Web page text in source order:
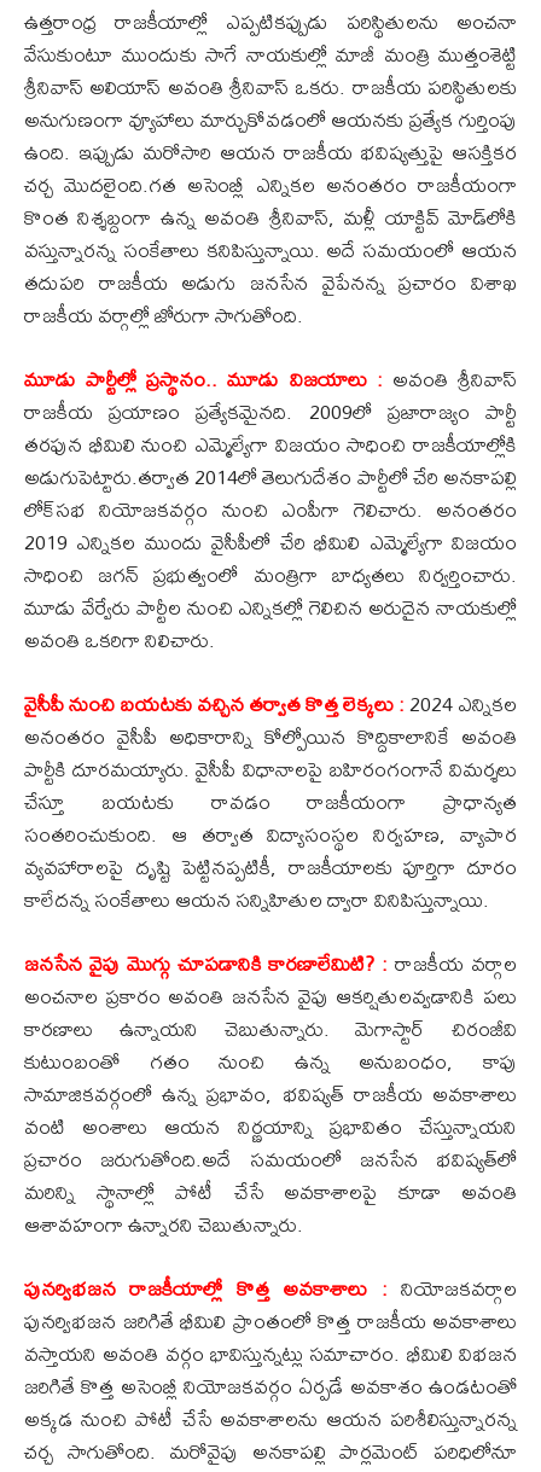
ఉత్తరాంధ్ర రాజకీయాల్లో ఎప్పటికప్పుడు పరిస్థితులను అంచనా
వేసుకుంటూ ముందుకు సాగే నాయకుల్లో మాజీ మంత్రి ముత్తంశెట్టి
శ్రీనివాస్ అలియాస్ అవంతి శ్రీనివాస్ ఒకరు. రాజకీయ పరిస్థితులకు
అనుగుణంగా వ్యూహాలు మార్చుకోవడంలో ఆయనకు ప్రత్యేక గుర్తింపు
ఉంది. ఇప్పుడు మరోసారి ఆయన రాజకీయ భవిష్యత్తుపై ఆసక్తికర
చర్చ మొదలైంది.గత అసెంబ్లీ ఎన్నికల అనంతరం రాజకీయంగా
కొంత నిశ్శబ్దంగా ఉన్న అవంతి శ్రీనివాస్, మళ్లీ యాక్టివ్ మోడ్‌లోకి
వస్తున్నారన్న సంకేతాలు కనిపిస్తున్నాయి. అదే సమయంలో ఆయన
తదుపరి రాజకీయ అడుగు జనసేన వైపేనన్న ప్రచారం విశాఖ
రాజకీయ వర్గాల్లో జోరుగా సాగుతోంది.
మూడు పార్టీల్లో ప్రస్థానం.. మూడు విజయాలు : అవంతి శ్రీనివాస్
రాజకీయ ప్రయాణం ప్రత్యేకమైనది. 2009లో ప్రజారాజ్యం పార్టీ
తరఫున భీమిలి నుంచి ఎమ్మెల్యేగా విజయం సాధించి రాజకీయాల్లోకి
అడుగుపెట్టారు.తర్వాత 2014లో తెలుగుదేశం పార్టీలో చేరి అనకాపల్లి
లోక్‌సభ నియోజకవర్గం నుంచి ఎంపీగా గెలిచారు. అనంతరం
2019 ఎన్నికల ముందు వైసీపీలో చేరి భీమిలి ఎమ్మెల్యేగా విజయం
సాధించి జగన్ ప్రభుత్వంలో మంత్రిగా బాధ్యతలు నిర్వర్తించారు.
మూడు వేర్వేరు పార్టీల నుంచి ఎన్నికల్లో గెలిచిన అరుదైన నాయకుల్లో
అవంతి ఒకరిగా నిలిచారు.
వైసీపీ నుంచి బయటకు వచ్చిన తర్వాత కొత్త లెక్కలు :2024 ఎన్నికల
అనంతరం వైసీపీ అధికారాన్ని కోల్పోయిన కొద్దికాలానికే అవంతి
పార్టీకి దూరమయ్యారు. వైసీపీ విధానాలపై బహిరంగంగానే విమర్శలు
చేస్తూ బయటకు రావడం రాజకీయంగా ప్రాధాన్యత
సంతరించుకుంది. ఆ తర్వాత విద్యాసంస్థల నిర్వహణ, వ్యాపార
వ్యవహారాలపై దృష్టి పెట్టినప్పటికీ, రాజకీయాలకు పూర్తిగా దూరం
కాలేదన్న సంకేతాలు ఆయన సన్నిహితుల ద్వారా వినిపిస్తున్నాయి.
జనసేన వైపు మొగ్గు చూపడానికి కారణాలేమిటి? : రాజకీయ వర్గాల
అంచనాల ప్రకారం అవంతి జనసేన వైపు ఆకర్షితులవ్వడానికి పలు
కారణాలు ఉన్నాయని చెబుతున్నారు. మెగాస్టార్ చిరంజీవి
కుటుంబంతో గతం నుంచి ఉన్న అనుబంధం, కాపు
సామాజికవర్గంలో ఉన్న ప్రభావం, భవిష్యత్ రాజకీయ అవకాశాలు
వంటి అంశాలు ఆయన నిర్ణయాన్ని ప్రభావితం చేస్తున్నాయని
ప్రచారం జరుగుతోంది.అదే సమయంలో జనసేన భవిష్యత్‌లో
మరిన్ని స్థానాల్లో పోటీ చేసే అవకాశాలపై కూడా అవంతి
ఆశావహంగా ఉన్నారని చెబుతున్నారు.
పునర్విభజన రాజకీయాల్లో కొత్త అవకాశాలు : నియోజకవర్గాల
పునర్విభజన జరిగితే భీమిలి ప్రాంతంలో కొత్త రాజకీయ అవకాశాలు
వస్తాయని అవంతి వర్గం భావిస్తున్నట్లు సమాచారం. భీమిలి విభజన
జరిగితే కొత్త అసెంబ్లీ నియోజకవర్గం ఏర్పడే అవకాశం ఉండటంతో
అక్కడ నుంచి పోటీ చేసే అవకాశాలను ఆయన పరిశీలిస్తున్నారన్న
చర్చ సాగుతోంది. మరోవైపు అనకాపల్లి పార్లమెంట్ పరిధిలోనూ